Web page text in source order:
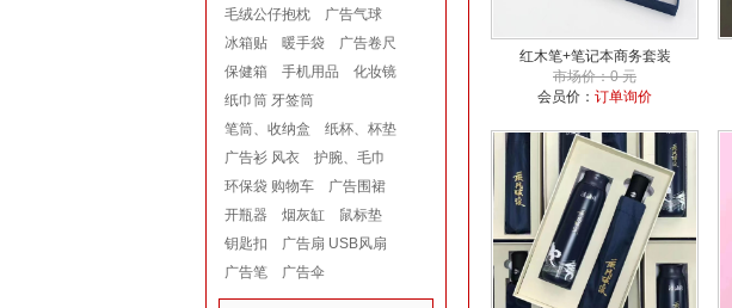
毛绒公仔抱枕
广告气球
冰箱贴
暖手袋
广告卷尺
保健箱
手机用品
化妆镜
纸巾筒 牙签筒
笔筒、收纳盒
纸杯、杯垫
广告衫 风衣
护腕、毛巾
环保袋 购物车
广告围裙
开瓶器
烟灰缸
鼠标垫
钥匙扣
广告扇 USB风扇
广告笔
广告伞
红木笔+笔记本商务套装
市场价：0 元
会员价： 订单询价